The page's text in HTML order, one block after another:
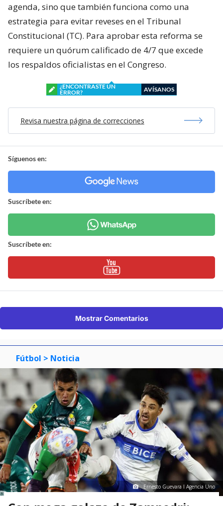
agenda, sino que también funciona como una
estrategia para evitar reveses en el Tribunal
Constitucional (TC). Para aprobar esta reforma se
requiere un quórum calificado de 4/7 que excede
los respaldos oficialistas en el Congreso.
¿ENCONTRASTE UN
ERROR?
AVÍSANOS
Revisa nuestra página de correcciones
Síguenos en:
Suscríbete en:
Suscríbete en:
Mostrar Comentarios
Fútbol > Noticia
Ernesto Guevara I Agencia Uno